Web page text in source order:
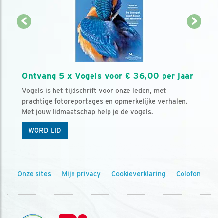
Ontvang 5 x Vogels voor € 36,00 per jaar
Vogels is het tijdschrift voor onze leden, met
prachtige fotoreportages en opmerkelijke verhalen.
Met jouw lidmaatschap help je de vogels.
WORD LID
Onze sites Mijn privacy Cookieverklaring Colofon